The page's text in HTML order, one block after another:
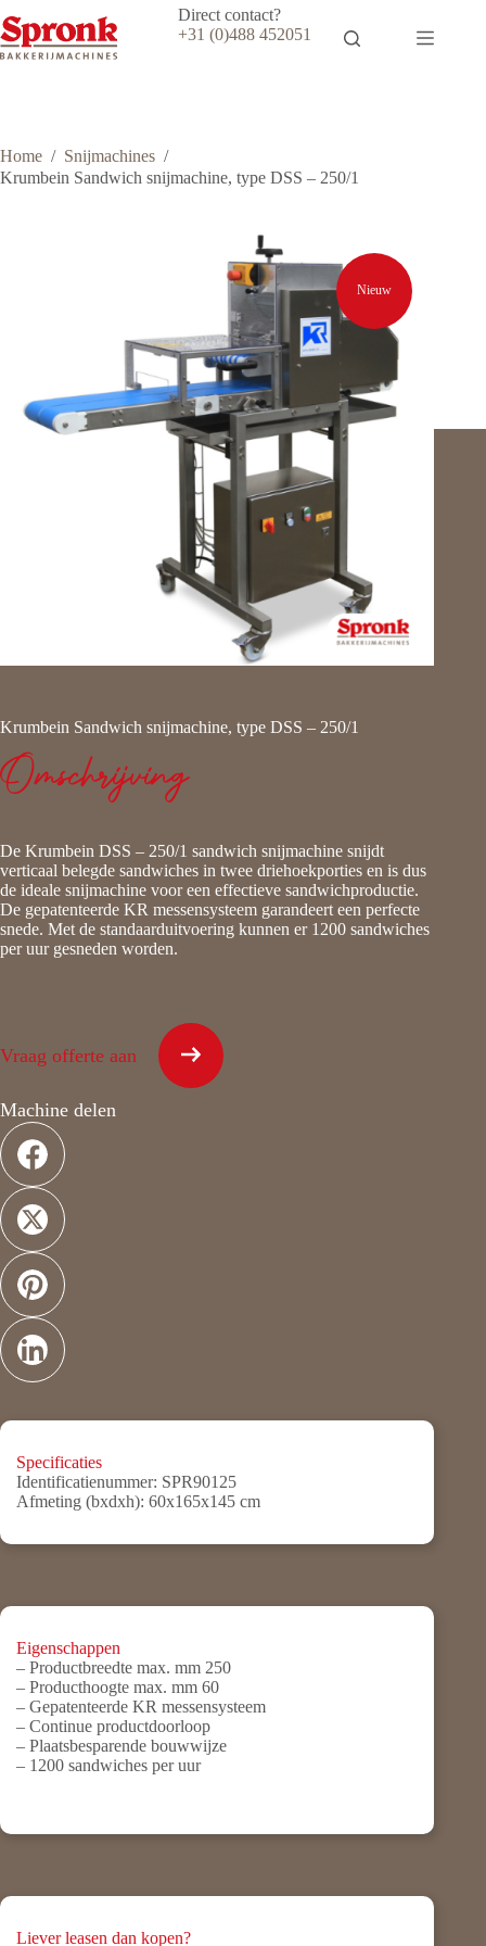
naar
de
Direct contact?
+31 (0)488 452051
Home / Snijmachines /
Krumbein Sandwich snijmachine, type DSS – 250/1
Nieuw
Krumbein Sandwich snijmachine, type DSS – 250/1
Omschrijving
De Krumbein DSS – 250/1 sandwich snijmachine snijdt
verticaal belegde sandwiches in twee driehoekporties en is dus
de ideale snijmachine voor een effectieve sandwichproductie.
De gepatenteerde KR messensysteem garandeert een perfecte
snede. Met de standaarduitvoering kunnen er 1200 sandwiches
per uur gesneden worden.
Specificaties
Identificatienummer: SPR90125
Afmeting (bxdxh): 60x165x145 cm
Eigenschappen
– Productbreedte max. mm 250
– Producthoogte max. mm 60
– Gepatenteerde KR messensysteem
– Continue productdoorloop
– Plaatsbesparende bouwwijze
– 1200 sandwiches per uur
Liever leasen dan kopen?
Vraag offerte aan
Machine delen